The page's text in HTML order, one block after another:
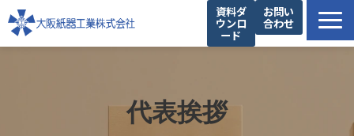
資料ダ
ウンロ
ード
お問い
合わせ
設備紹介
代表挨拶